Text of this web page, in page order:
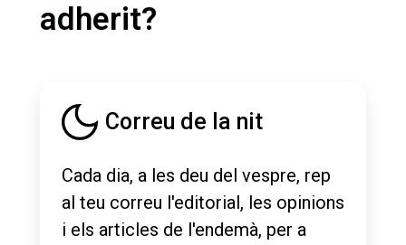
adherit?
Correu de la nit
Cada dia, a les deu del vespre, rep
al teu correu l'editorial, les opinions
i els articles de l'endemà, per a